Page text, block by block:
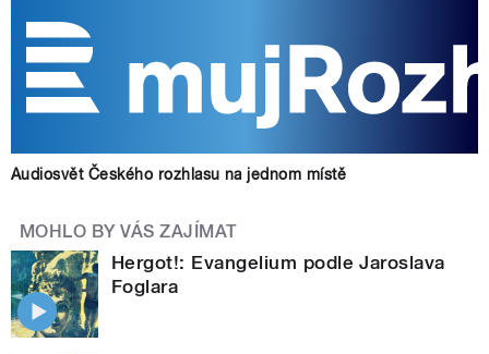
Audiosvět Českého rozhlasu na jednom místě
MOHLO BY VÁS ZAJÍMAT
Hergot!: Evangelium podle Jaroslava
Foglara